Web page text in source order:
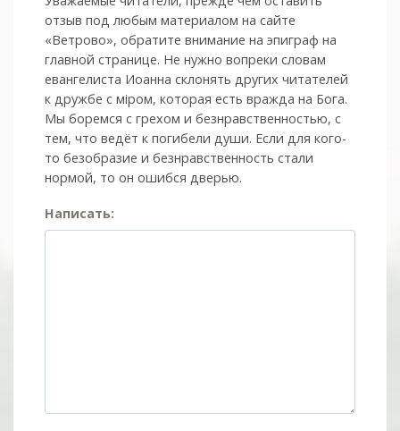
отзыв под любым материалом на сайте
«Ветрово», обратите внимание на эпиграф на
главной странице. Не нужно вопреки словам
евангелиста Иоанна склонять других читателей
к дружбе с мiром, которая есть вражда на Бога.
Мы боремся с грехом и без­нрав­ствен­ностью, с
тем, что ведёт к погибели души. Если для кого-
то безобразие и безнравственность стали
нормой, то он ошибся дверью.
Написать: